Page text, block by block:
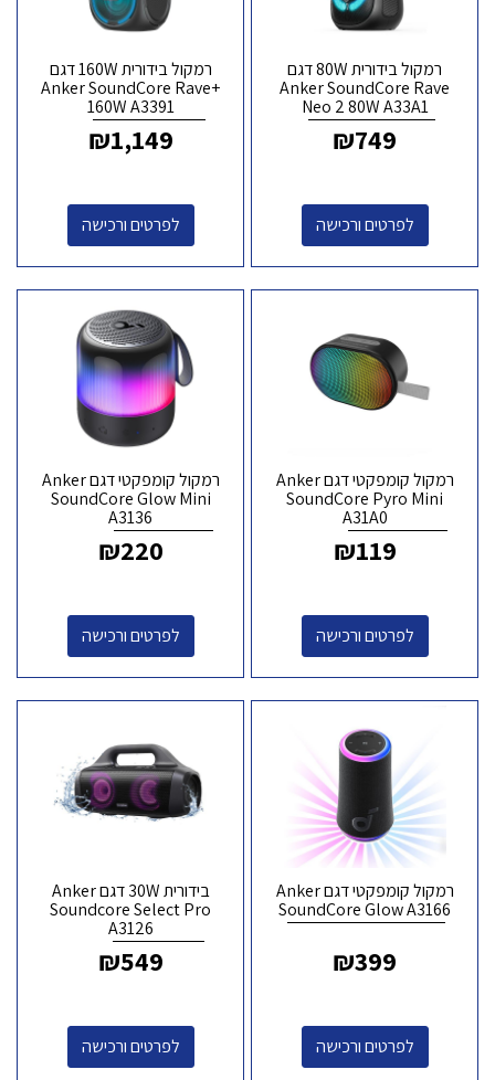
רמקול בידורית 80W דגם
Anker SoundCore Rave
Neo 2 80W A33A1
₪749
לפרטים ורכישה
רמקול בידורית 160W דגם
Anker SoundCore Rave+
160W A3391
₪1,149
לפרטים ורכישה
רמקול קומפקטי דגם Anker
SoundCore Pyro Mini
A31A0
₪119
לפרטים ורכישה
רמקול קומפקטי דגם Anker
SoundCore Glow Mini
A3136
₪220
לפרטים ורכישה
רמקול קומפקטי דגם Anker
SoundCore Glow A3166
₪399
לפרטים ורכישה
בידורית 30W דגם Anker
Soundcore Select Pro
A3126
₪549
לפרטים ורכישה